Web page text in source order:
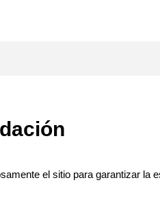
el sitio para garantizar